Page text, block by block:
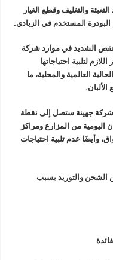
والتغليف وقطع الغيار
البودرة المستخدم في الزبادي.
مصادر أن النقص الشديد في موارد شركة
لتلبية احتياجاتها
العالمية والمحلية، ما
.
شركة جهينة ستصل إلى نقطة
اليومية من المزارع ومراكز
وأيضًا عدم تلبية احتياجات
الشحن والتوريد بسبب